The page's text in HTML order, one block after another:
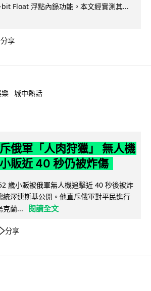
Float 浮點內錄功能。本文經實測其...
分享
樂 城中熱話
俄軍「人肉狩獵」 無人機
販近 40 秒仍被炸傷
歲小販被俄軍無人機追擊近 40 秒後被炸
統澤連斯基公開。他直斥俄軍對平民進行
克蘭...
閱讀全文
分享